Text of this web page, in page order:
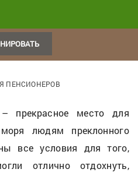
ПЕНСИОНЕРОВ
прекрасное место для
людям преклонного
все условия для того,
отлично отдохнуть,